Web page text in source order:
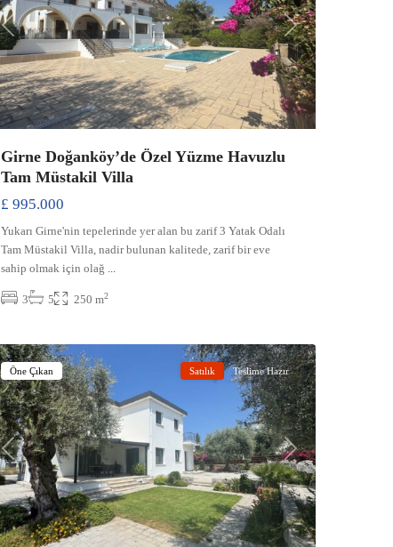
Previous Next
Girne Doğanköy’de Özel Yüzme Havuzlu
Tam Müstakil Villa
£ 995.000
Yukarı Girne'nin tepelerinde yer alan bu zarif 3 Yatak Odalı
Tam Müstakil Villa, nadir bulunan kalitede, zarif bir eve
sahip olmak için olağ ...
3 5 250 m2
Çatalköy
Previous Next
Öne Çıkan Satılık Teslime Hazır